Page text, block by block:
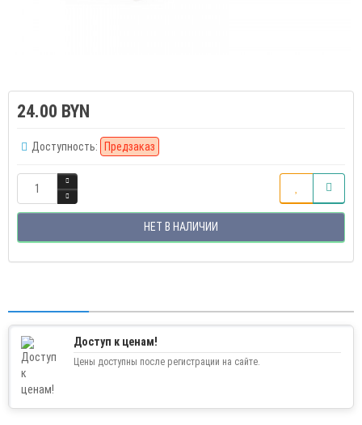
24.00 BYN
Доступность: Предзаказ
НЕТ В НАЛИЧИИ
Доступ к ценам!
Цены доступны после регистрации на сайте.